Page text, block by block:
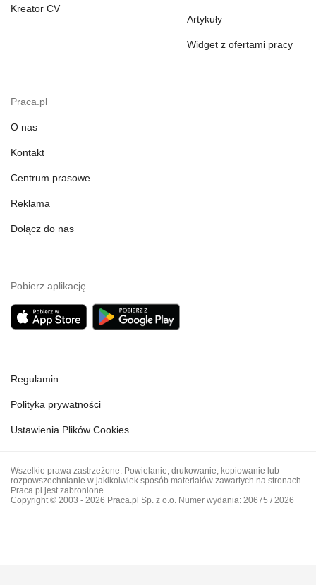
Kreator CV
Artykuły
Widget z ofertami pracy
Praca.pl
O nas
Kontakt
Centrum prasowe
Reklama
Dołącz do nas
Pobierz aplikację
Regulamin
Polityka prywatności
Ustawienia Plików Cookies
Wszelkie prawa zastrzeżone. Powielanie, drukowanie, kopiowanie lub
rozpowszechnianie w jakikolwiek sposób materiałów zawartych na stronach
Praca.pl jest zabronione.
Copyright © 2003 - 2026 Praca.pl Sp. z o.o. Numer wydania: 20675 / 2026